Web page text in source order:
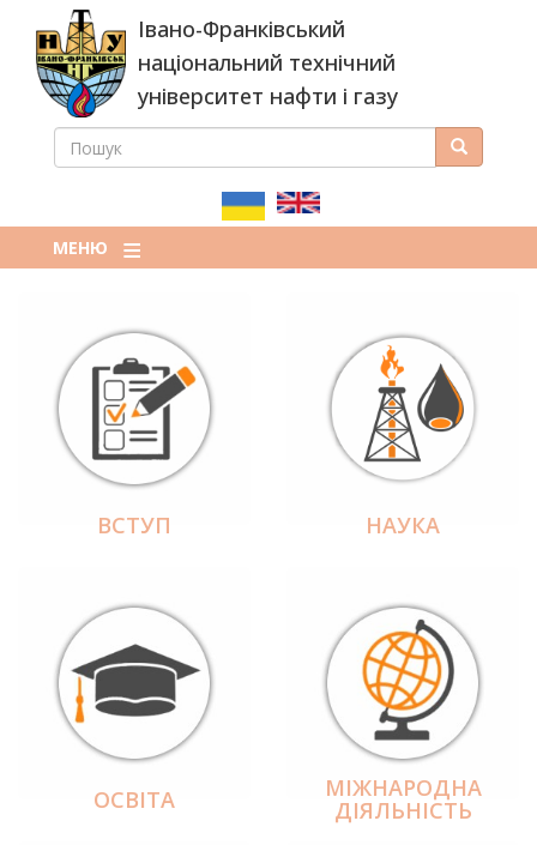
основного
вмісту
Івано-Франківський
національний технічний
університет нафти і газу
ПОШУКОВА
ПОШУК Пошук
МЕНЮ
ВСТУП НАУКА
ОСВІТА МІЖНАРОДНА
ДІЯЛЬНІCТЬ